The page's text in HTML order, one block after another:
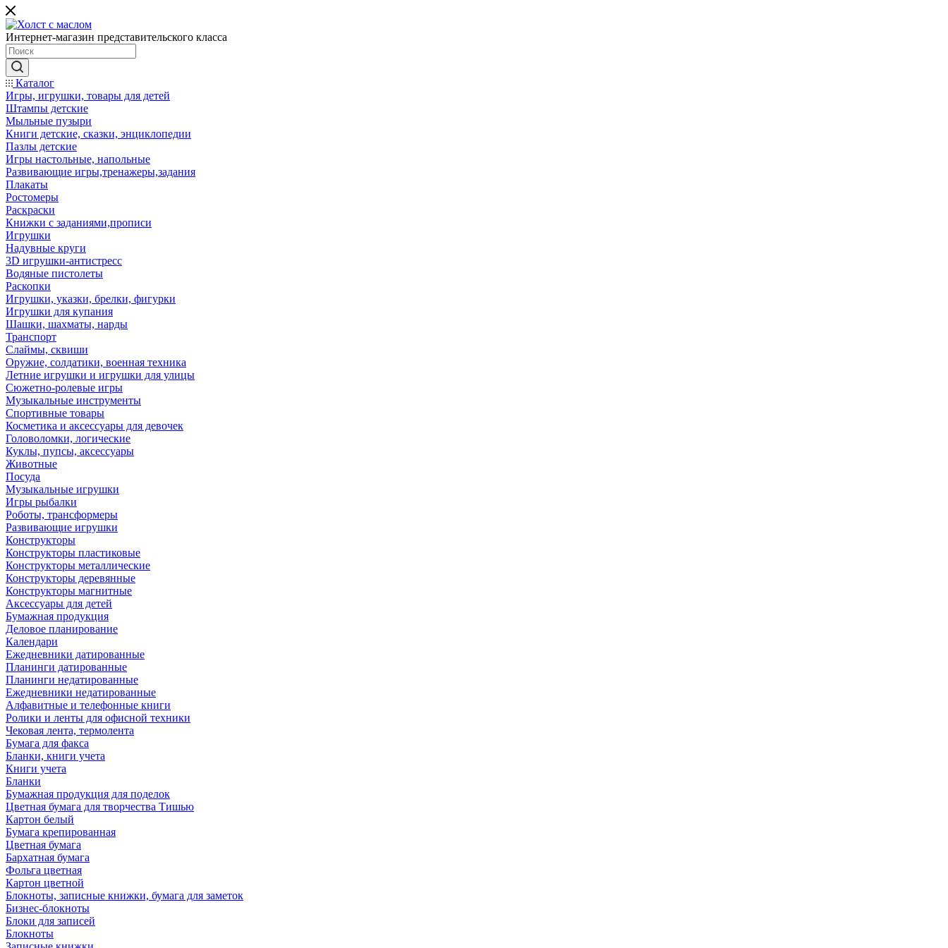
Интернет-магазин представительского класса
Каталог
Игры, игрушки, товары для детей
Штампы детские
Мыльные пузыри
Книги детские, сказки, энциклопедии
Пазлы детские
Игры настольные, напольные
Развивающие игры,тренажеры,задания
Плакаты
Ростомеры
Раскраски
Книжки с заданиями,прописи
Игрушки
Надувные круги
3D игрушки-антистресс
Водяные пистолеты
Раскопки
Игрушки, указки, брелки, фигурки
Игрушки для купания
Шашки, шахматы, нарды
Транспорт
Слаймы, сквиши
Оружие, солдатики, военная техника
Летние игрушки и игрушки для улицы
Сюжетно-ролевые игры
Музыкальные инструменты
Спортивные товары
Косметика и аксессуары для девочек
Головоломки, логические
Куклы, пупсы, аксессуары
Животные
Посуда
Музыкальные игрушки
Игры рыбалки
Роботы, трансформеры
Развивающие игрушки
Конструкторы
Конструкторы пластиковые
Конструкторы металлические
Конструкторы деревянные
Конструкторы магнитные
Аксессуары для детей
Бумажная продукция
Деловое планирование
Календари
Ежедневники датированные
Планинги датированные
Планинги недатированные
Ежедневники недатированные
Алфавитные и телефонные книги
Ролики и ленты для офисной техники
Чековая лента, термолента
Бумага для факса
Бланки, книги учета
Книги учета
Бланки
Бумажная продукция для поделок
Цветная бумага для творчества Тишью
Картон белый
Бумага крепированная
Цветная бумага
Бархатная бумага
Фольга цветная
Картон цветной
Блокноты, записные книжки, бумага для заметок
Бизнес-блокноты
Блоки для записей
Блокноты